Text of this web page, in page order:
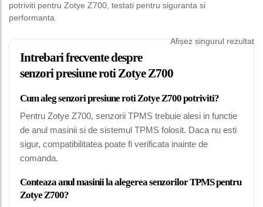
potriviti pentru Zotye Z700, testati pentru siguranta si
performanta.
Afișez singurul rezultat
Intrebari frecvente despre
senzori presiune roti Zotye Z700
Cum aleg senzori presiune roti Zotye Z700 potriviti?
Pentru Zotye Z700, senzorii TPMS trebuie alesi in functie
de anul masinii si de sistemul TPMS folosit. Daca nu esti
sigur, compatibilitatea poate fi verificata inainte de
comanda.
Conteaza anul masinii la alegerea senzorilor TPMS pentru
Zotye Z700?